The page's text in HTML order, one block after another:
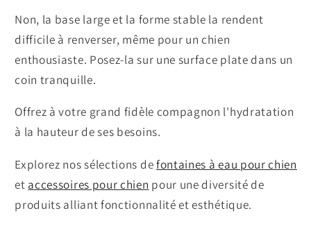
Non, la base large et la forme stable la rendent
difficile à renverser, même pour un chien
enthousiaste. Posez-la sur une surface plate dans un
coin tranquille.
Offrez à votre grand fidèle compagnon l'hydratation
à la hauteur de ses besoins.
Explorez nos sélections defontaines à eau pour chien
et accessoires pour chien pour une diversité de
produits alliant fonctionnalité et esthétique.